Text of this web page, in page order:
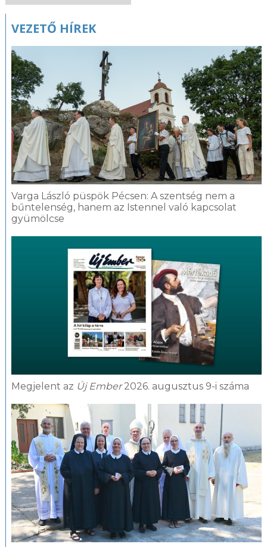
VEZETŐ HÍREK
Varga László püspök Pécsen: A szentség nem a
bűntelenség, hanem az Istennel való kapcsolat
gyümölcse
Megjelent az Új Ember2026. augusztus 9-i száma